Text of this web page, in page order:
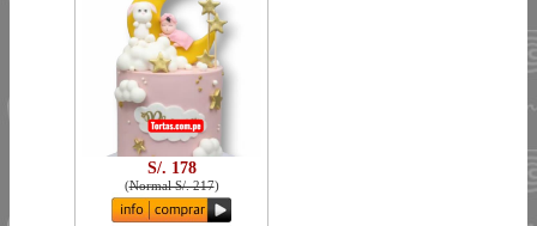
S/. 178
(Normal S/. 217)